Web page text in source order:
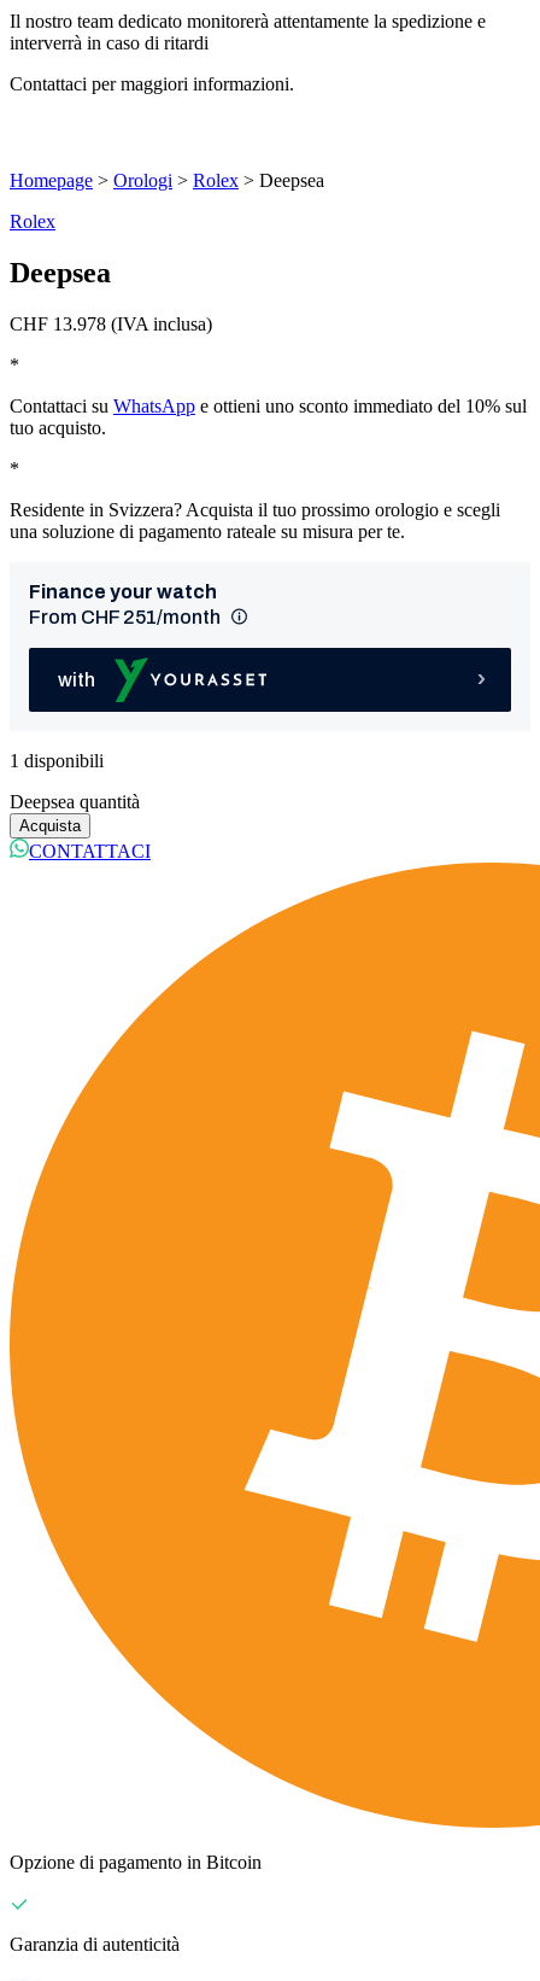
Il nostro team dedicato monitorerà attentamente la spedizione e
interverrà in caso di ritardi
Contattaci per maggiori informazioni.
Homepage > Orologi > Rolex > Deepsea
Rolex
Deepsea
CHF 13.978 (IVA inclusa)
*
Contattaci su WhatsApp e ottieni uno sconto immediato del 10% sul
tuo acquisto.
*
Residente in Svizzera? Acquista il tuo prossimo orologio e scegli
una soluzione di pagamento rateale su misura per te.
1 disponibili
Deepsea quantità
Acquista
CONTATTACI
Opzione di pagamento in Bitcoin
Garanzia di autenticità